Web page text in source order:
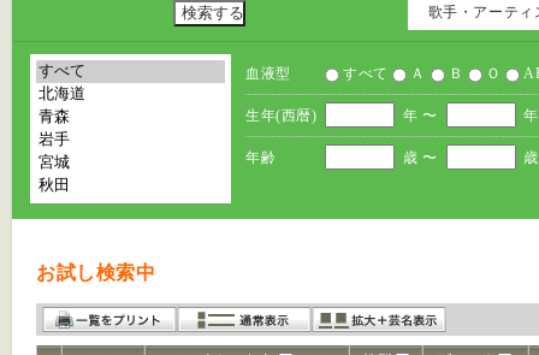
歌手・アーティ
血液型 すべて Ａ Ｂ Ｏ
生年(西暦) 年 〜
年齢 歳 〜 歳
お試し検索中